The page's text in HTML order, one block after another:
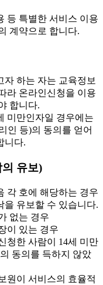
등 특별한 서비스 이용
계약으로 합니다.
하는 자는 교육정보
라 온라인신청을 이용
합니다.
미만인자일 경우에는
인 등)의 동의를 얻어
니다.
유보)
각 호에 해당하는 경우
을 유보할 수 있습니다.
없는 경우
이 있는 경우
청한 사람이 14세 미만
동의를 득하지 않았
원이 서비스의 효율적